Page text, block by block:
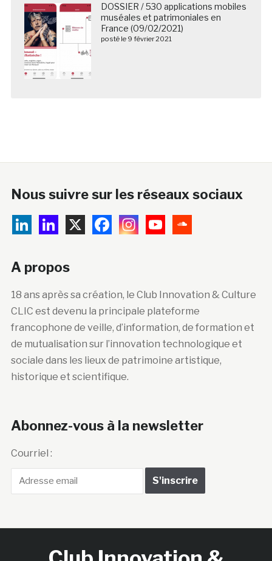
DOSSIER / 530 applications mobiles
muséales et patrimoniales en
France (09/02/2021)
posté le 9 février 2021
Nous suivre sur les réseaux sociaux
A propos
18 ans après sa création, le Club Innovation & Culture
CLIC est devenu la principale plateforme
francophone de veille, d’information, de formation et
de mutualisation sur l’innovation technologique et
sociale dans les lieux de patrimoine artistique,
historique et scientifique.
Abonnez-vous à la newsletter
Courriel :